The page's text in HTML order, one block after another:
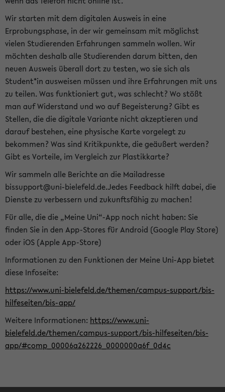
Wir starten mit dem digitalen Ausweis in eine
Erprobungsphase, in der wir gemeinsam mit möglichst
vielen Studierenden Erfahrungen sammeln wollen. Wir
möchten deshalb alle Studierenden darum bitten, den
neuen Ausweis überall dort zu testen, wo sie sich als
Student*in ausweisen müssen und ihre Erfahrungen mit uns
zu teilen. Was funktioniert gut, was schlecht? Wo stößt
man auf Widerstand und wo auf Begeisterung? Gibt es
Stellen, die die digitale Variante nicht akzeptieren und
darauf bestehen, eine physische Karte vorgelegt zu
bekommen? Was sind Kritikpunkte, die geäußert werden?
Gibt es Vorteile, im Vergleich zur Plastikkarte?
Wir sammeln alle Berichte an die Mailadresse
bissupport@uni-bielefeld.de.Jedes Feedback hilft dabei, die
Dienste zu verbessern und zukunftsfähig zu machen!
Für alle, die die „Meine Uni“-App noch nicht haben: Sie
finden Sie in den App-Stores für Android (Google Play Store)
oder iOS (Apple App-Store)
Informationen zu den Funktionen der Meine Uni-App bietet
diese Infoseite:
https://www.uni-bielefeld.de/themen/campus-support/bis-
hilfeseiten/bis-app/
Weitere Informationen: https://www.uni-
bielefeld.de/themen/campus-support/bis-hilfeseiten/bis-
app/#comp_00006a262226_0000000a6f_0d4c